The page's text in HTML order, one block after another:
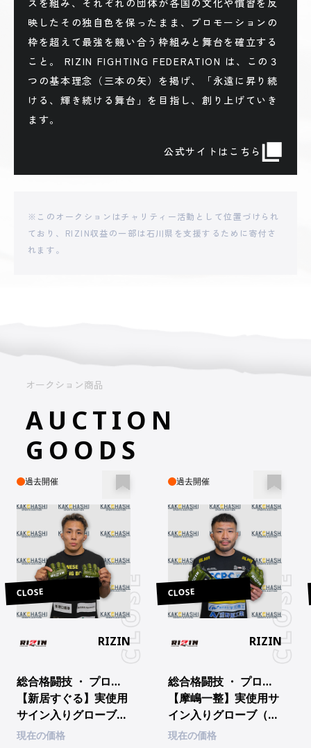
映したその独自色を保ったまま、プロモーションの
枠を超えて最強を競い合う枠組みと舞台を確立する
こと。 RIZIN FIGHTING FEDERATION は、この３
つの基本理念（三本の矢）を掲げ、「永遠に昇り続
ける、輝き続ける舞台」を目指し、創り上げていき
ます。
公式サイトはこちら
※このオークションはチャリティー活動として位置づけられ
ており、RIZIN収益の一部は石川県を支援するために寄付さ
れます。
オークション商品
AUCTION
GOODS
CLOSE
過去開催
RIZIN
総合格闘技 ・ プロ総合格闘技
【新居すぐる】実使用
サイン入りグローブ
（サイン入りチェキ
現在の価格
CLOSE
過去開催
RIZIN
総合格闘技 ・ プロ総合格闘技
【摩嶋一整】実使用サ
イン入りグローブ（サ
イン入りチェキ付）
現在の価格